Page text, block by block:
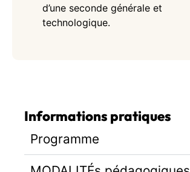
d’une seconde générale et
technologique.
Informations pratiques
Programme